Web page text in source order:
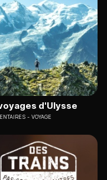
d'Ulysse
VOYAGE